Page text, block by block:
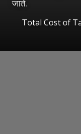
जाते.
Total Cost of